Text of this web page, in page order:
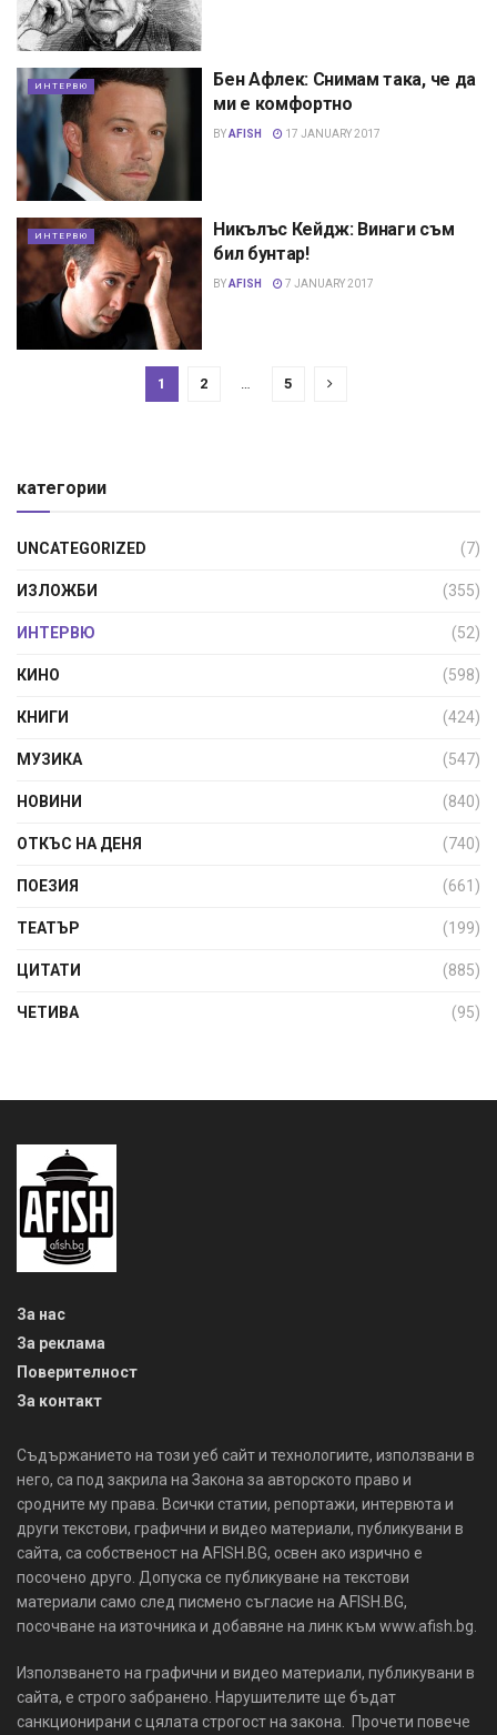
ИНТЕРВЮ
Бен Афлек: Снимам така, че да
ми е комфортно
BYAFISH 17 JANUARY 2017
ИНТЕРВЮ
Никълъс Кейдж: Винаги съм
бил бунтар!
BYAFISH 7 JANUARY 2017
1 2 … 5
категории
UNCATEGORIZED (7)
ИЗЛОЖБИ (355)
ИНТЕРВЮ (52)
КИНО (598)
КНИГИ (424)
МУЗИКА (547)
НОВИНИ (840)
ОТКЪС НА ДЕНЯ (740)
ПОЕЗИЯ (661)
ТЕАТЪР (199)
ЦИТАТИ (885)
ЧЕТИВА (95)
За нас
За реклама
Поверителност
За контакт
Съдържанието на този уеб сайт и технологиите, използвани в
него, са под закрила на Закона за авторското право и
сродните му права. Всички статии, репортажи, интервюта и
други текстови, графични и видео материали, публикувани в
сайта, са собственост на AFISH.BG, освен ако изрично е
посочено друго. Допуска се публикуване на текстови
материали само след писмено съгласие на AFISH.BG,
посочване на източника и добавяне на линк към www.afish.bg.
Използването на графични и видео материали, публикувани в
сайта, е строго забранено. Нарушителите ще бъдат
санкционирани с цялата строгост на закона. Прочети повече